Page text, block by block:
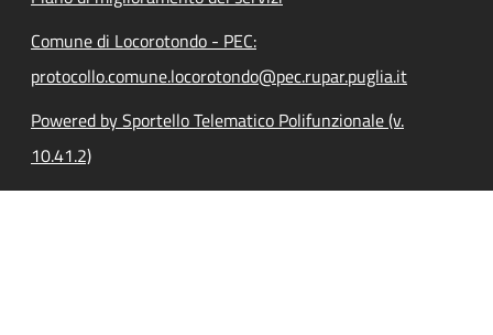
Comune di Locorotondo - PEC:
protocollo.comune.locorotondo@pec.rupar.puglia.it
Powered by Sportello Telematico Polifunzionale (v.
10.41.2)